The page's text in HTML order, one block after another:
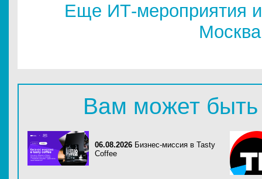
Еще ИТ-мероприятия
Москва
Вам может быть
06.08.2026 Бизнес-миссия в Tasty
Coffee